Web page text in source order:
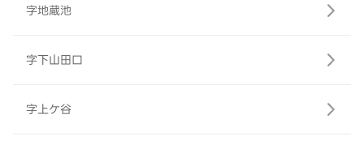
字地蔵池
字下山田口
字上ケ谷